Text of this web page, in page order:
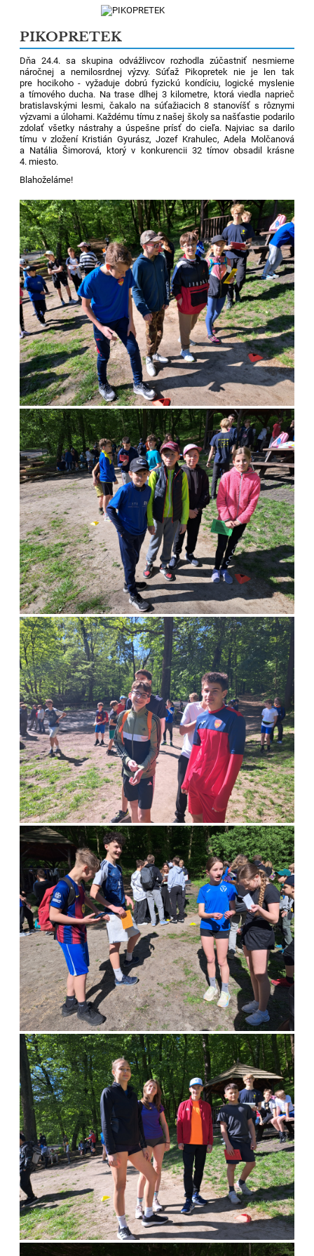
PIKOPRETEK
Dňa 24.4. sa skupina odvážlivcov rozhodla zúčastniť nesmierne
náročnej a nemilosrdnej výzvy. Súťaž Pikopretek nie je len tak
pre hocikoho - vyžaduje dobrú fyzickú kondíciu, logické myslenie
a tímového ducha. Na trase dlhej 3 kilometre, ktorá viedla naprieč
bratislavskými lesmi, čakalo na súťažiacich 8 stanovíšť s rôznymi
výzvami a úlohami. Každému tímu z našej školy sa našťastie podarilo
zdolať všetky nástrahy a úspešne prísť do cieľa. Najviac sa darilo
tímu v zložení Kristián Gyurász, Jozef Krahulec, Adela Molčanová
a Natália Šimorová, ktorý v konkurencii 32 tímov obsadil krásne
4. miesto.
Blahoželáme!